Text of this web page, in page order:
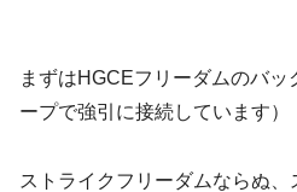
まずはHGCEフリーダムのバ
ープで強引に接続しています）
ストライクフリーダムならぬ